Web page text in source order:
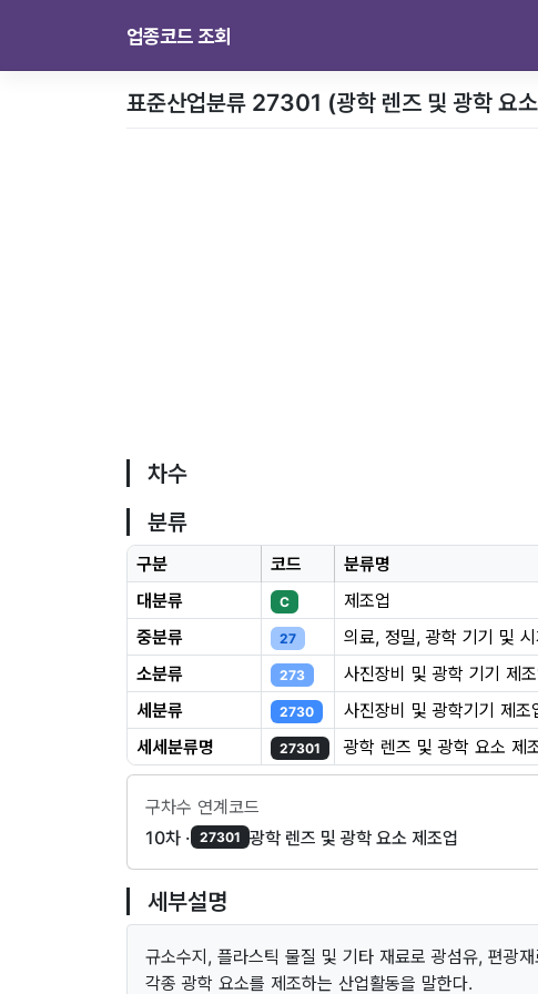
업종코드 조회
표준산업분류 27301 (광학 렌즈 및 광학 요
차수
분류
구분 코드
분류명
대분류
C
제조업
중분류
27
의료, 정밀, 광학 기기 및
소분류
273
사진장비 및 광학 기기 제
세분류
2730
사진장비 및 광학기기 제조
세세분류명
27301 광학 렌즈 및 광학 요소 제
구차수 연계코드
10차 · 27301 광학 렌즈 및 광학 요소 제조업
세부설명
규소수지, 플라스틱 물질 및 기타 재료로 광섬유, 편광
각종 광학 요소를 제조하는 산업활동을 말한다.